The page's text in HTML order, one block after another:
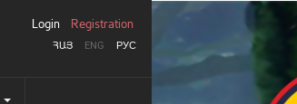
ՀԱՅ ENG РУС
Login Registration